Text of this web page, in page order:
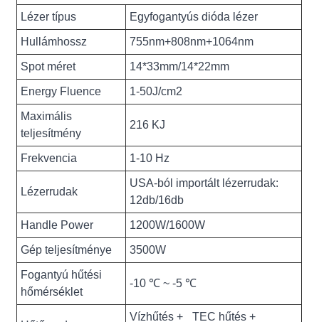
Lézer típus Egyfogantyús dióda lézer
Hullámhossz 755nm+808nm+1064nm
Spot méret 14*33mm/14*22mm
Energy Fluence 1-50J/cm2
Maximális
teljesítmény
216 KJ
Frekvencia 1-10 Hz
Lézerrudak
USA-ból importált lézerrudak:
12db/16db
Handle Power 1200W/1600W
Gép teljesítménye 3500W
Fogantyú hűtési
hőmérséklet
-10 ℃ ~ -5 ℃
Vízhűtés + _TEC hűtés +